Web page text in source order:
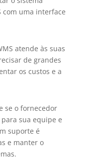
com uma interface
atende às suas
de grandes
os custos e a
se o fornecedor
sua equipe e
suporte é
e manter o